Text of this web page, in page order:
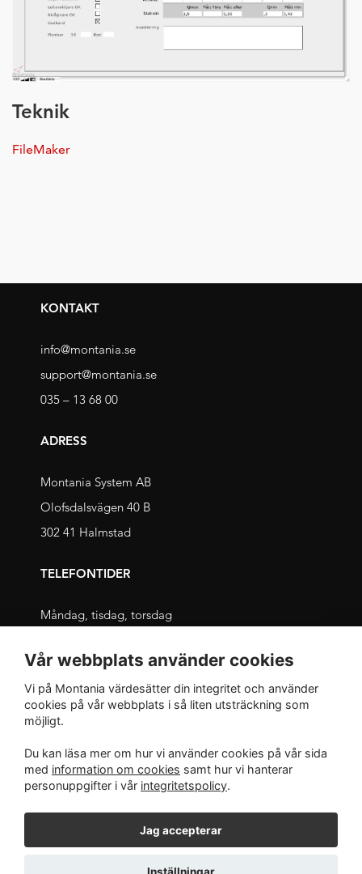
Teknik
FileMaker
KONTAKT
info@montania.se
support@montania.se
035 – 13 68 00
ADRESS
Montania System AB
Olofsdalsvägen 40 B
302 41 Halmstad
TELEFONTIDER
Måndag, tisdag, torsdag
Onsdag, fredag
09.00 – 12.00 och 13.00 – 16.00
INTEGRITET
Integritetspolicy
Vår webbplats använder cookies
Vi på Montania värdesätter din integritet och använder
cookies på vår webbplats i så liten utsträckning som
möjligt.
Du kan läsa mer om hur vi använder cookies på vår sida
med information om cookies samt hur vi hanterar
personuppgifter i vår integritetspolicy.
Jag accepterar